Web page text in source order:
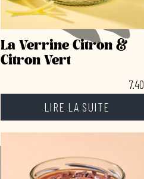
La Verrine Citron &
Citron Vert
7.40
LIRE LA SUITE